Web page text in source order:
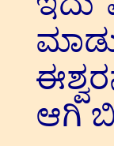
ಆಗಿ